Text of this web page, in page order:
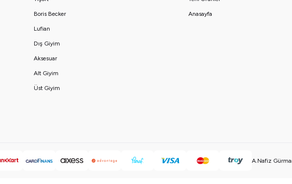
Boris Becker
Lufian
Dış Giyim
Aksesuar
Alt Giyim
Üst Giyim
Anasayfa
A.Nafiz